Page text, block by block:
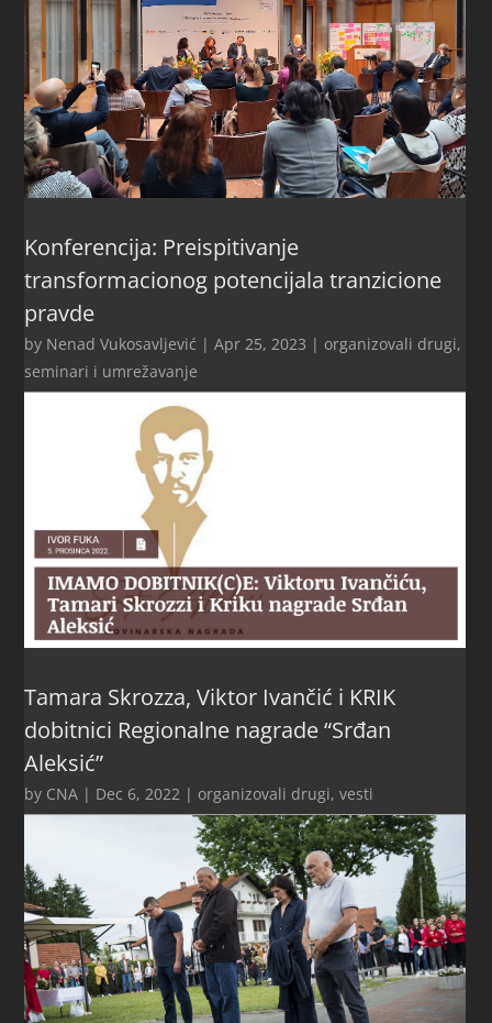
Konferencija: Preispitivanje
transformacionog potencijala tranzicione
pravde
by Nenad Vukosavljević |Apr 25, 2023 | organizovali drugi,
seminari i umrežavanje
Tamara Skrozza, Viktor Ivančić i KRIK
dobitnici Regionalne nagrade “Srđan
Aleksić”
by CNA | Dec 6, 2022 | organizovali drugi,vesti